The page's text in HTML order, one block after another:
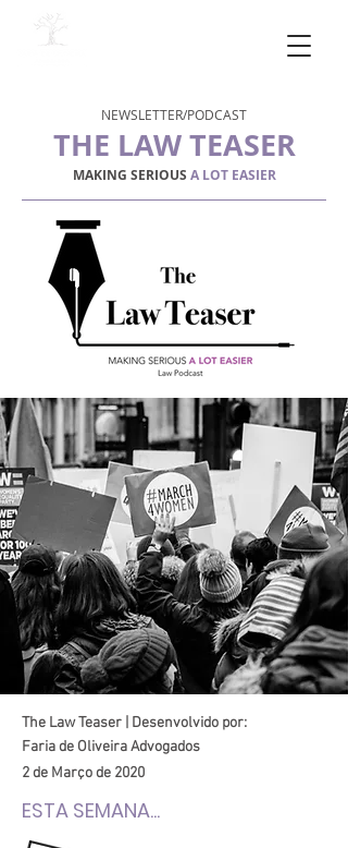
NEWSLETTER/PODCAST
THE LAW TEASER
MAKING SERIOUS A LOT EASIER
The Law Teaser | Desenvolvido por:
Faria de Oliveira Advogados
2 de Março de 2020
ESTA SEMANA...